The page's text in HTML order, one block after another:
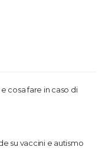
cosa fare in caso di
su vaccini e autismo